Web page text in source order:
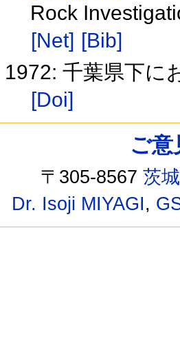
Rock
[Net] [Bib]
1972: 千葉県下に
[Doi]
ご
〒305-8567茨
Dr. Isoji MIYAGI,